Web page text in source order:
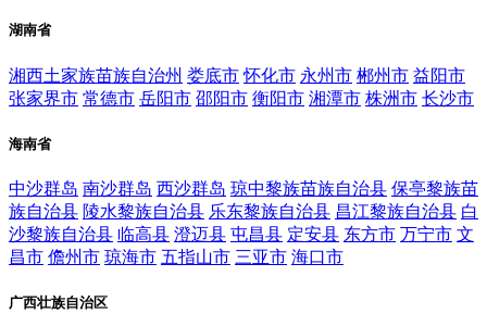
湖南省
湘西土家族苗族自治州 娄底市 怀化市 永州市 郴州市 益阳市
张家界市 常德市 岳阳市 邵阳市 衡阳市 湘潭市 株洲市 长沙市
海南省
中沙群岛 南沙群岛 西沙群岛 琼中黎族苗族自治县 保亭黎族苗
族自治县 陵水黎族自治县 乐东黎族自治县 昌江黎族自治县 白
沙黎族自治县 临高县 澄迈县 屯昌县 定安县 东方市 万宁市 文
昌市 儋州市 琼海市 五指山市 三亚市 海口市
广西壮族自治区